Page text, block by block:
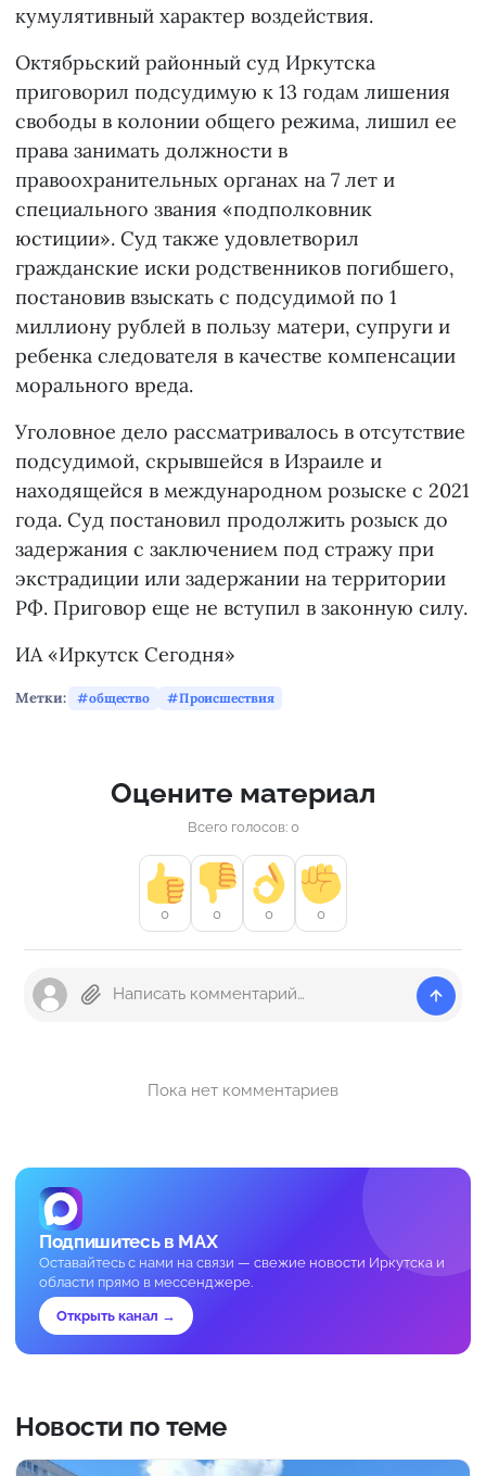
кумулятивный характер воздействия.
Октябрьский районный суд Иркутска
приговорил подсудимую к 13 годам лишения
свободы в колонии общего режима, лишил ее
права занимать должности в
правоохранительных органах на 7 лет и
специального звания «подполковник
юстиции». Суд также удовлетворил
гражданские иски родственников погибшего,
постановив взыскать с подсудимой по 1
миллиону рублей в пользу матери, супруги и
ребенка следователя в качестве компенсации
морального вреда.
Уголовное дело рассматривалось в отсутствие
подсудимой, скрывшейся в Израиле и
находящейся в международном розыске с 2021
года. Суд постановил продолжить розыск до
задержания с заключением под стражу при
экстрадиции или задержании на территории
РФ. Приговор еще не вступил в законную силу.
ИА «Иркутск Сегодня»
Метки: общество Происшествия
Оцените материал
Всего голосов: 0
0 0 0 0
Пока нет комментариев
Подпишитесь в MAX
Оставайтесь с нами на связи — свежие новости Иркутска и
области прямо в мессенджере.
Открыть канал →
Новости по теме